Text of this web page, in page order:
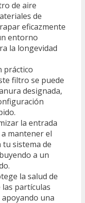
de aire
de
eficazmente
entorno
la longevidad
práctico
filtro se puede
designada,
la entrada
mantener el
sistema de
a un
la salud de
partículas
una